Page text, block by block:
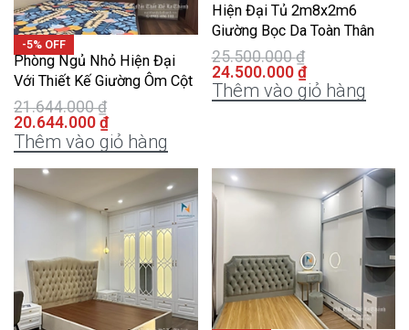
-5% OFF
Phòng Ngủ Nhỏ Hiện Đại
Với Thiết Kế Giường Ôm Cột
21.644.000₫
20.644.000 ₫
Thêm vào giỏ hàng
Hiện Đại Tủ 2m8x2m6
Giường Bọc Da Toàn Thân
25.500.000₫
24.500.000 ₫
Thêm vào giỏ hàng